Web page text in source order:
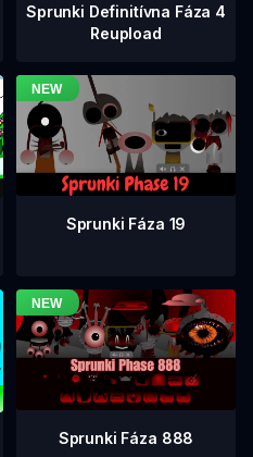
Sprunki Definitívna Fáza 4
Reupload
Sprunki Fáza 19
Sprunki Fáza 888